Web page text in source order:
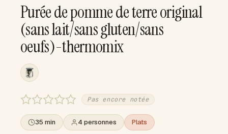
Purée de pomme de terre original
(sans lait/sans gluten/sans
oeufs)-thermomix
Pas encore notée
35 min 4 personnes Plats